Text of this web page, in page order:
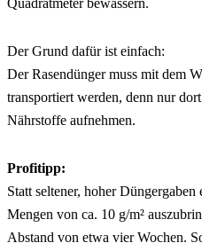
Der Grund dafür ist einfach:
Der Rasendünger muss mit dem
transportiert werden, denn nur
Nährstoffe aufnehmen.
Profitipp:
Statt seltener, hoher
Mengen von ca. 10 g/m²
Abstand von etwa vier Wochen.